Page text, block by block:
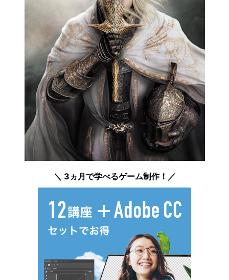
＼ 3ヵ月で学べるゲーム制作！／